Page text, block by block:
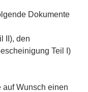
Dokumente
II), den
Teil I)
auf Wunsch einen